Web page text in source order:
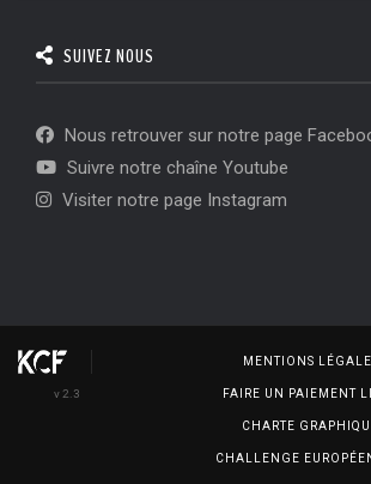
SUIVEZ NOUS
Nous retrouver sur notre page
Suivre notre chaîne Youtube
Visiter notre page Instagram
v 2.3
MENTIONS
FAIRE UN PAIEMENT
CHARTE
CHALLENGE